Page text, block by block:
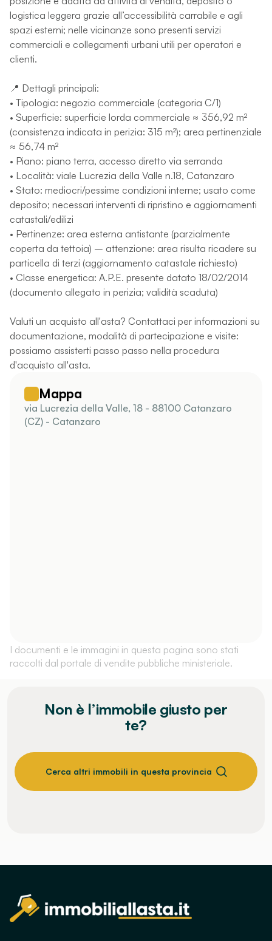
logistica leggera grazie all’accessibilità carrabile e agli
spazi esterni; nelle vicinanze sono presenti servizi
commerciali e collegamenti urbani utili per operatori e
clienti.
📍 Dettagli principali:
• Tipologia: negozio commerciale (categoria C/1)
• Superficie: superficie lorda commerciale ≈ 356,92 m²
(consistenza indicata in perizia: 315 m²); area pertinenziale
≈ 56,74 m²
• Piano: piano terra, accesso diretto via serranda
• Località: viale Lucrezia della Valle n.18, Catanzaro
• Stato: mediocri/pessime condizioni interne; usato come
deposito; necessari interventi di ripristino e aggiornamenti
catastali/edilizi
• Pertinenze: area esterna antistante (parzialmente
coperta da tettoia) – attenzione: area risulta ricadere su
particella di terzi (aggiornamento catastale richiesto)
• Classe energetica: A.P.E. presente datato 18/02/2014
(documento allegato in perizia; validità scaduta)
Valuti un acquisto all'asta? Contattaci per informazioni su
documentazione, modalità di partecipazione e visite:
possiamo assisterti passo passo nella procedura
d'acquisto all'asta.
Mappa
via Lucrezia della Valle, 18 - 88100 Catanzaro
(CZ) - Catanzaro
I documenti e le immagini in questa pagina sono stati
raccolti dal portale di vendite pubbliche ministeriale.
Non è l’immobile giusto per
te?
Cerca altri immobili in questa provincia